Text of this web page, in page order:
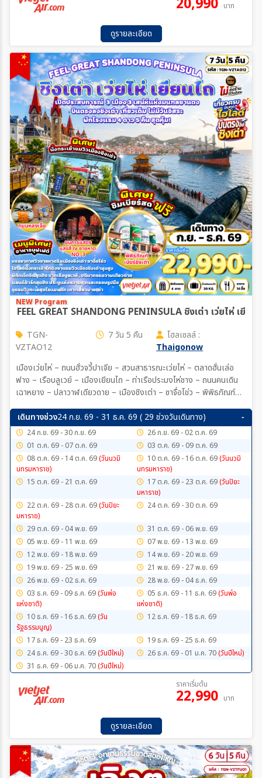
20,990 บาท
ดูรายละเอียด
NEW Program
TGN-
VZTAO12
7 วัน 5 คืน
โฮลเซลล์ :
Thaigonow
เมืองเว่ยไห่ – ถนนฮั่วจวี้ปาเจีย – สวนสาธารณะเว่ยไห่ – ตลาดฮั่นเล่อ
ฟาง – เรือบลูเวย์ – เมืองเยียนไถ – ท่าเรือประมงไห่ชาง – ถนนคนเดิน
เฉาหยาง – ปลาวาฬเดียวดาย – เมืองชิงเต่า – ซาจื่อโข่ว – พิพิธภัณฑ์
ถนนคนเดินไถตง – สะพานจ้านเฉียว – โบสถ์เซนต์ไมเคิล(ชมบริเวณ
ภายนอก) – ไท่ผิงซาน (รวมนั่งกระเช้า) ถนนหลงเจียง – จัตุรัส 54 – การ
แสดงแสงสี ณ ชายหาดหมายเลข 3 – เกาะเสี่ยวม่ายเต่า – ถนนสไตล์
เยอรมัน – ห้างสรรพสินค้า The MixC
เดินทางช่วง24 ก.ย. 69 - 31 ธ.ค. 69 ( 29 ช่วงวันเดินทาง)
24 ก.ย. 69 - 30 ก.ย. 69
26 ก.ย. 69 - 02 ต.ค. 69
01 ต.ค. 69 - 07 ต.ค. 69
03 ต.ค. 69 - 09 ต.ค. 69
08 ต.ค. 69 - 14 ต.ค. 69(วันนวมิ
นทรมหาราช)
10 ต.ค. 69 - 16 ต.ค. 69(วันนวมิ
นทรมหาราช)
15 ต.ค. 69 - 21 ต.ค. 69
17 ต.ค. 69 - 23 ต.ค. 69(วันปิยะ
มหาราช)
22 ต.ค. 69 - 28 ต.ค. 69(วันปิยะ
มหาราช)
24 ต.ค. 69 - 30 ต.ค. 69
29 ต.ค. 69 - 04 พ.ย. 69
31 ต.ค. 69 - 06 พ.ย. 69
05 พ.ย. 69 - 11 พ.ย. 69
07 พ.ย. 69 - 13 พ.ย. 69
12 พ.ย. 69 - 18 พ.ย. 69
14 พ.ย. 69 - 20 พ.ย. 69
19 พ.ย. 69 - 25 พ.ย. 69
21 พ.ย. 69 - 27 พ.ย. 69
26 พ.ย. 69 - 02 ธ.ค. 69
28 พ.ย. 69 - 04 ธ.ค. 69
03 ธ.ค. 69 - 09 ธ.ค. 69(วันพ่อ
เเห่งชาติ)
05 ธ.ค. 69 - 11 ธ.ค. 69(วันพ่อ
เเห่งชาติ)
10 ธ.ค. 69 - 16 ธ.ค. 69(วัน
รัฐธรรมนูญ)
12 ธ.ค. 69 - 18 ธ.ค. 69
17 ธ.ค. 69 - 23 ธ.ค. 69
19 ธ.ค. 69 - 25 ธ.ค. 69
24 ธ.ค. 69 - 30 ธ.ค. 69(วันปีใหม่) 26 ธ.ค. 69 - 01 ม.ค. 70(วันปีใหม่)
31 ธ.ค. 69 - 06 ม.ค. 70(วันปีใหม่)
ราคาเริ่มต้น
22,990 บาท
ดูรายละเอียด